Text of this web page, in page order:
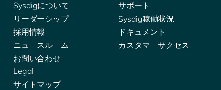
Sysdigについて
リーダーシップ
採用情報
ニュースルーム
お問い合わせ
Legal
サイトマップ
サポート
Sysdig稼働状況
ドキュメント
カスタマーサクセス